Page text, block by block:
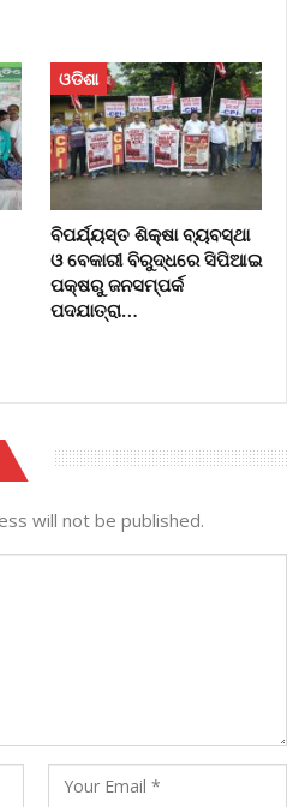
ଓଡିଶା
ବିପର୍ଯ୍ୟସ୍ତ ଶିକ୍ଷା ବ୍ୟବସ୍ଥା
ଓ ବେକାରୀ ବିରୁଦ୍ଧରେ ସିପିଆଇ
ପକ୍ଷରୁ ଜନସମ୍ପର୍କ
ପଦଯାତ୍ରା…
will not be published.